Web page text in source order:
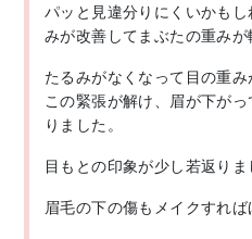
パッと見違分りにくいかも
みが改善してまぶたの重みが
たるみがなくなって目の重
この緊張が解け、眉が下が
りました。
目もとの印象が少し若返りま
眉毛の下の傷もメイクすれば